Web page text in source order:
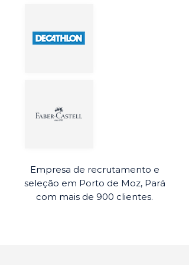
Empresa de recrutamento e
seleção em Porto de Moz, Pará
com mais de 900 clientes.